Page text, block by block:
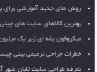
روش های جدید آموزشی برای
بهترین کالاهای سایت های
میکروفون یقه ای زیر یک
خطرات جراحی ترمیمی بینی
تعرفه طراحی سایت تابان